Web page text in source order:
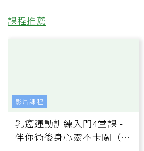
課程推薦
乳癌運動訓練入門4堂課 -
伴你術後身心靈不卡關（線
影片課程